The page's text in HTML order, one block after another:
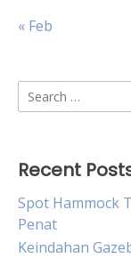
« Feb
Search
for:
Recent
Spot Hammock
Penat
Keindahan